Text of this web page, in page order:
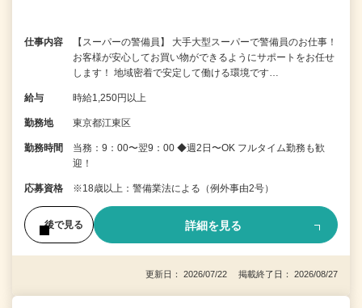
仕事内容
【スーパーの警備員】 大手大型スーパーで警備員のお仕事！
お客様が安心してお買い物ができるようにサポートをお任せ
します！ 地域密着で安定して働ける環境です…
給与 時給1,250円以上
勤務地 東京都江東区
勤務時間
当務：9：00〜翌9：00 ◆週2日〜OK フルタイム勤務も歓
迎！
応募資格 ※18歳以上：警備業法による（例外事由2号）
後で見る 詳細を見る
更新日： 2026/07/22 掲載終了日： 2026/08/27